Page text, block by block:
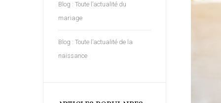
Blog : Toute l’actualité du
mariage
Blog : Toute l’actualité de la
naissance